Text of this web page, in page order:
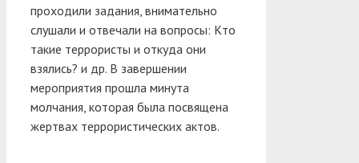
проходили задания, внимательно
слушали и отвечали на вопросы: Кто
такие террористы и откуда они
взялись? и др. В завершении
мероприятия прошла минута
молчания, которая была посвящена
жертвах террористических актов.